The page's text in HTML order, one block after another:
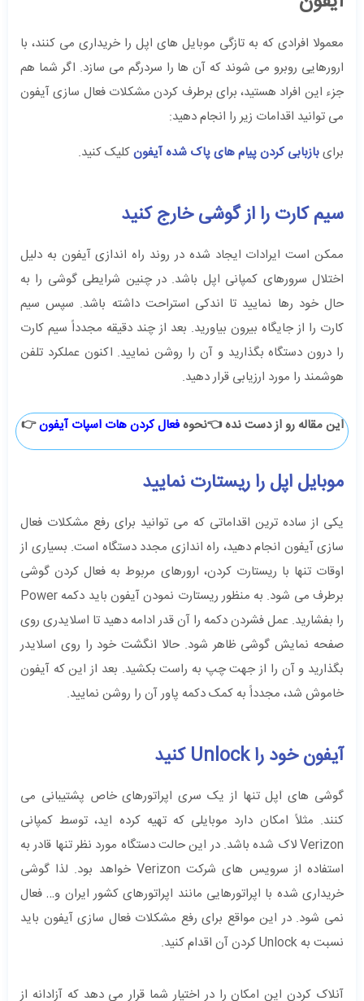
معمولا افرادی که به تازگی موبایل های اپل را خریداری می‌ کنند، با
ارورهایی روبرو می ‌شوند که آن ها را سردرگم می‌ سازد. اگر شما هم
جزء این افراد هستید، برای برطرف کردن مشکلات فعال سازی آیفون‌
می ‌توانید اقدامات زیر را انجام دهید:
برایبازبابی کردن پیام های پاک شده آیفونکلیک کنید.
سیم کارت را از گوشی خارج کنید
ممکن است ایرادات ایجاد شده در روند راه‌ اندازی آیفون به دلیل
اختلال سرورهای کمپانی اپل باشد. در چنین شرایطی گوشی را به
حال خود رها نمایید تا اندکی استراحت داشته باشد. سپس سیم
کارت را از جایگاه بیرون بیاورید. بعد از چند دقیقه مجدداً سیم کارت
را درون دستگاه بگذارید و آن را روشن نمایید. اکنون عملکرد تلفن
هوشمند را مورد ارزیابی قرار دهید.
این مقاله رو از دست نده 👈نحوهفعال کردن هات اسپات آیفون👉
موبایل اپل را ریستارت نمایید
یکی از ساده‌ ترین اقداماتی که می‌ توانید برای رفع مشکلات فعال
سازی آیفون‌ انجام دهید، راه‌ اندازی مجدد دستگاه است.‌ بسیاری از
اوقات تنها با ریستارت کردن، ارورهای مربوط به فعال کردن گوشی
برطرف می ‌شود. به منظور ریستارت نمودن آیفون باید دکمه Power
را بفشارید. عمل فشردن دکمه را آن قدر ادامه دهید تا اسلایدری روی
صفحه نمایش گوشی ظاهر شود. حالا انگشت خود را روی اسلایدر
بگذارید و آن را از جهت چپ به راست بکشید. بعد از این که آیفون
خاموش شد، مجدداً به کمک دکمه پاور آن را روشن نمایید.
آیفون خود را Unlock کنید
گوشی ‌های اپل تنها از یک سری اپراتورهای خاص پشتیبانی می‌
کنند. مثلاً امکان دارد موبایلی که تهیه کرده‌ اید، توسط کمپانی
Verizon لاک شده باشد. در این حالت دستگاه مورد نظر تنها قادر به
استفاده از سرویس‌ های شرکت Verizon خواهد بود. لذا گوشی
خریداری شده با اپراتورهایی مانند اپراتورهای کشور ایران و… فعال
نمی‌ شود. در این مواقع برای رفع مشکلات فعال سازی آیفون‌ باید
نسبت به Unlock کردن آن اقدام کنید.
آنلاک کردن این امکان را در اختیار شما قرار می ‌دهد که آزادانه از